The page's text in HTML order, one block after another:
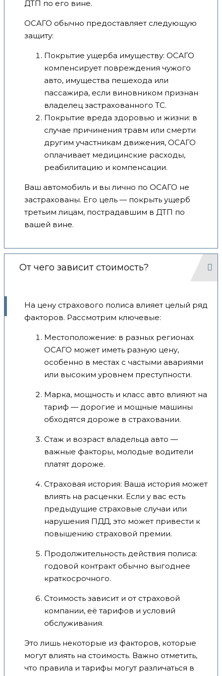
ДТП по его вине.
ОСАГО обычно предоставляет следующую
защиту:
Покрытие ущерба имуществу: ОСАГО
компенсирует повреждения чужого
авто, имущества пешехода или
пассажира, если виновником признан
владелец застрахованного ТС.
Покрытие вреда здоровью и жизни: в
случае причинения травм или смерти
другим участникам движения, ОСАГО
оплачивает медицинские расходы,
реабилитацию и компенсации.
Ваш автомобиль и вы лично по ОСАГО не
застрахованы. Его цель — покрыть ущерб
третьим лицам, пострадавшим в ДТП по
вашей вине.
От чего зависит стоимость?
На цену страхового полиса влияет целый ряд
факторов. Рассмотрим ключевые:
Местоположение: в разных регионах
ОСАГО может иметь разную цену,
особенно в местах с частыми авариями
или высоким уровнем преступности.
Марка, мощность и класс авто влияют на
тариф — дорогие и мощные машины
обходятся дороже в страховании.
Стаж и возраст владельца авто —
важные факторы, молодые водители
платят дороже.
Страховая история: Ваша история может
влиять на расценки. Если у вас есть
предыдущие страховые случаи или
нарушения ПДД, это может привести к
повышению страховой премии.
Продолжительность действия полиса:
годовой контракт обычно выгоднее
краткосрочного.
Стоимость зависит и от страховой
компании, её тарифов и условий
обслуживания.
Это лишь некоторые из факторов, которые
могут влиять на стоимость. Важно отметить,
что правила и тарифы могут различаться в